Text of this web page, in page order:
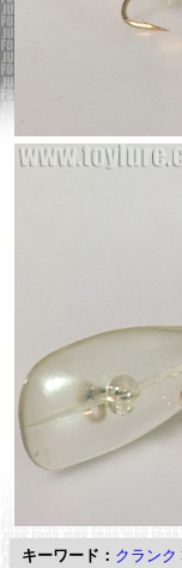
キーワード： クランク